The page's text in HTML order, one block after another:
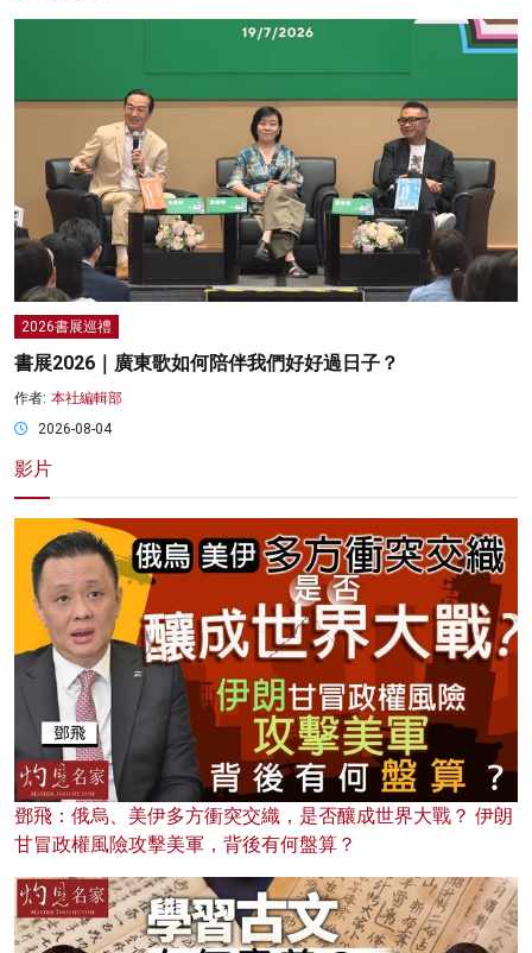
2026書展巡禮
書展2026｜廣東歌如何陪伴我們好好過日子？
作者: 本社編輯部
2026-08-04
影片
鄧飛：俄烏、美伊多方衝突交織，是否釀成世界大戰？ 伊朗
甘冒政權風險攻擊美軍，背後有何盤算？